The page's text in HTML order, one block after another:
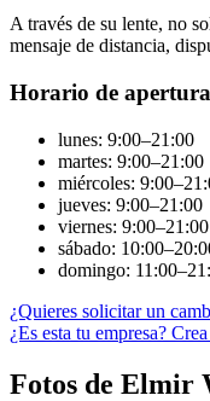
A través de su lente, no
mensaje de distancia,
Horario de apertura
lunes: 9:00–21:00
martes: 9:00–21:00
miércoles:
jueves: 9:00–21:00
viernes: 9:00–21:00
sábado:
domingo:
¿Quieres solicitar un
¿Es esta tu empresa?
Fotos de Elmir